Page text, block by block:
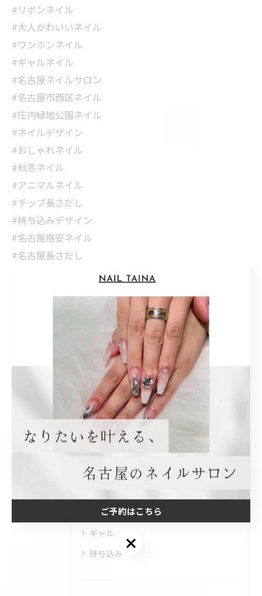
#リボンネイル
#大人かわいいネイル
#ワンホンネイル
#ギャルネイル
#名古屋ネイルサロン
#名古屋市西区ネイル
#庄内緑地公園ネイル
#ネイルデザイン
#おしゃれネイル
#秋冬ネイル
#アニマルネイル
#チップ長さだし
#持ち込みデザイン
#名古屋格安ネイル
#名古屋長さだし
一覧に戻る 次のページ >
カテゴリー Categories
長さ出し
ベイビーブーマー
ギャル
持ち込み
ご予約はこちら
ご予約はこちら